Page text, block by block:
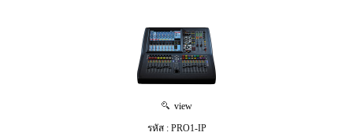
view
รหัส : PRO1-IP